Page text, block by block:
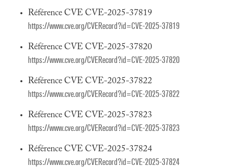
Référence CVE CVE-2025-37819
https://www.cve.org/CVERecord?id=CVE-2025-37819
Référence CVE CVE-2025-37820
https://www.cve.org/CVERecord?id=CVE-2025-37820
Référence CVE CVE-2025-37822
https://www.cve.org/CVERecord?id=CVE-2025-37822
Référence CVE CVE-2025-37823
https://www.cve.org/CVERecord?id=CVE-2025-37823
Référence CVE CVE-2025-37824
https://www.cve.org/CVERecord?id=CVE-2025-37824